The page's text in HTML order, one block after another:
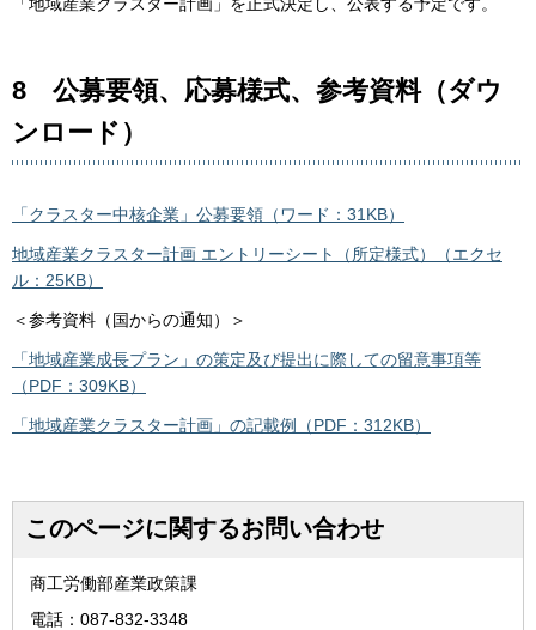
8 公募要領、応募様式、参考資料（ダウ
ンロード）
「クラスター中核企業」公募要領（ワード：31KB）
地域産業クラスター計画 エントリーシート（所定様式）（エクセ
ル：25KB）
＜参考資料（国からの通知）＞
「地域産業成長プラン」の策定及び提出に際しての留意事項等
（PDF：309KB）
「地域産業クラスター計画」の記載例（PDF：312KB）
このページに関するお問い合わせ
商工労働部産業政策課
電話：087-832-3348